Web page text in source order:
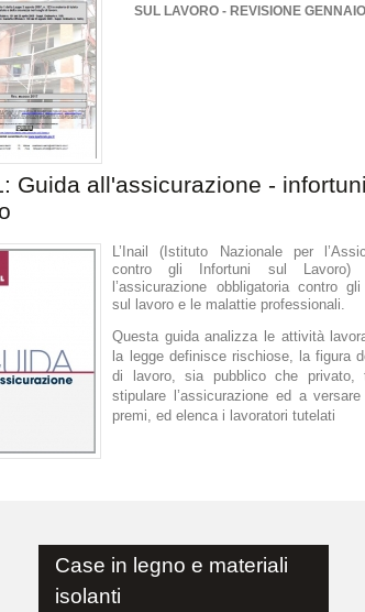
SUL LAVORO - REVISIONE
Guida all'assicurazione -
L’Inail (Istituto Nazionale per
contro gli Infortuni sul Lavoro)
l’assicurazione obbligatoria contro
sul lavoro e le malattie professionali.
Questa guida analizza le attività
la legge definisce rischiose, la figura
di lavoro, sia pubblico che privato,
stipulare l’assicurazione ed a
premi, ed elenca i lavoratori tutelati
Case in legno e materiali
isolanti